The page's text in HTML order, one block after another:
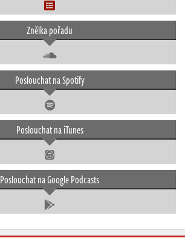
Znělka pořadu
Poslouchat na Spotify
Poslouchat na iTunes
Poslouchat na Google Podcasts